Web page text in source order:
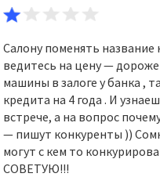
Салону поменять название
ведитесь на цену —
машины в залоге у банка ,
кредита на 4 года . И
встрече, а на вопрос
— пишут конкуренты ))
могут с кем то
СОВЕТУЮ!!!